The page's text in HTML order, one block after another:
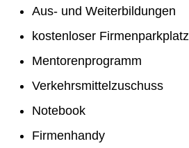
Aus- und Weiterbildungen
kostenloser Firmenparkplatz
Mentorenprogramm
Verkehrsmittelzuschuss
Notebook
Firmenhandy